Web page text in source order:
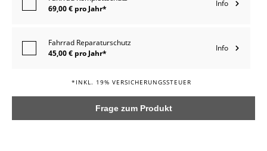
69,00 € pro Jahr*
Info
Fahrrad Reparaturschutz
45,00 € pro Jahr*
Info
*INKL. 19% VERSICHERUNGSSTEUER
Frage zum Produkt